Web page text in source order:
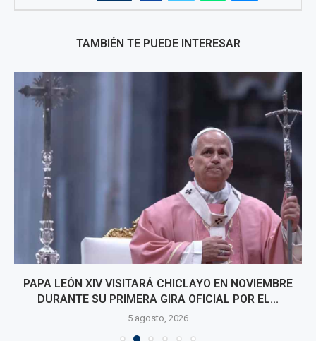
TAMBIÉN TE PUEDE INTERESAR
PAPA LEÓN XIV VISITARÁ CHICLAYO EN NOVIEMBRE
DURANTE SU PRIMERA GIRA OFICIAL POR EL...
5 agosto, 2026